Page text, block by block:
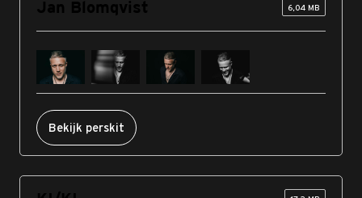
Jan Blomqvist 6,04 MB
Bekijk perskit